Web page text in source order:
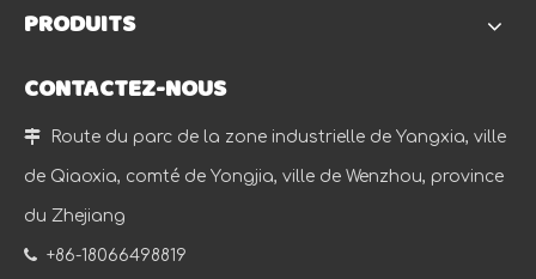
PRODUITS
CONTACTEZ-NOUS
 Route du parc de la zone industrielle de Yangxia, ville
de Qiaoxia, comté de Yongjia, ville de Wenzhou, province
du Zhejiang
 +86-18066498819